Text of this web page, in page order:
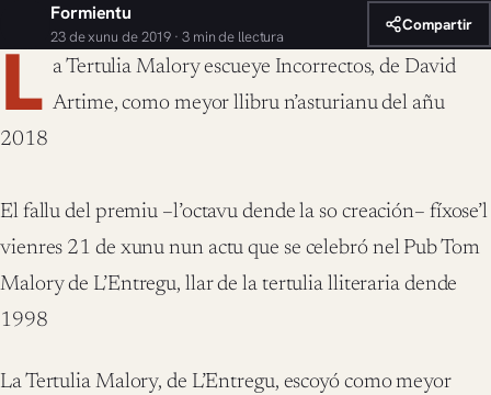
Formientu
23 de xunu de 2019 · 3 min de llectura
Compartir
L a Tertulia Malory escueye Incorrectos, de David
Artime, como meyor llibru n’asturianu del añu
2018
El fallu del premiu –l’octavu dende la so creación– fíxose’l
vienres 21 de xunu nun actu que se celebró nel Pub Tom
Malory de L’Entregu, llar de la tertulia lliteraria dende
1998
La Tertulia Malory, de L’Entregu, escoyó como meyor